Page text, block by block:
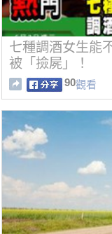
七種調酒女生能
被「撿屍」！
90觀看